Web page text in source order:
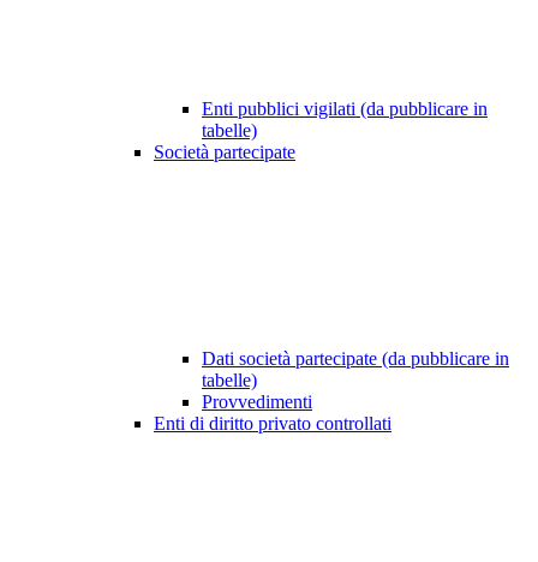
Enti pubblici vigilati (da pubblicare in
tabelle)
Società partecipate
Dati società partecipate (da pubblicare in
tabelle)
Provvedimenti
Enti di diritto privato controllati